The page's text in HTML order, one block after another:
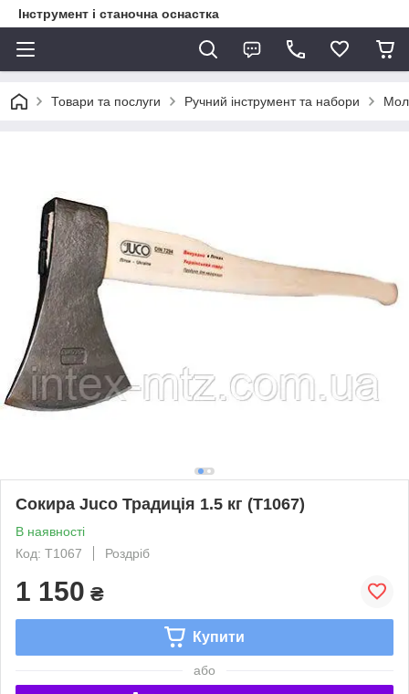
Інструмент і станочна оснастка
Товари та послуги Ручний інструмент та набори
Сокира Juco Традиція 1.5 кг (Т1067)
В наявності
Код: Т1067
Роздріб
1 150 ₴
Купити
або